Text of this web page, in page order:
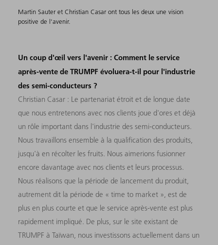
Martin Sauter et Christian Casar ont tous les deux une vision
positive de l'avenir.
Un coup d'œil vers l'avenir : Comment le service
après-vente de TRUMPF évoluera-t-il pour l'industrie
des semi-conducteurs ?
Christian Casar : Le partenariat étroit et de longue date
que nous entretenons avec nos clients joue d'ores et déjà
un rôle important dans l'industrie des semi-conducteurs.
Nous travaillons ensemble à la qualification des produits,
jusqu'à en récolter les fruits. Nous aimerions fusionner
encore davantage avec nos clients et leurs processus.
Nous réalisons que la période de lancement du produit,
autrement dit la période de « time to market », est de
plus en plus courte et que le service après-vente est plus
rapidement impliqué. De plus, sur le site existant de
TRUMPF à Taïwan, nous investissons actuellement dans un